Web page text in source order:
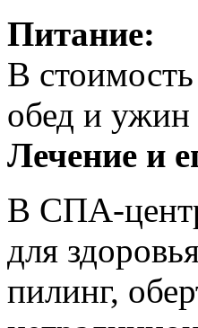
Питание:
В стоимость
обед и
Лечение и
В СПА-
для
пилинг,